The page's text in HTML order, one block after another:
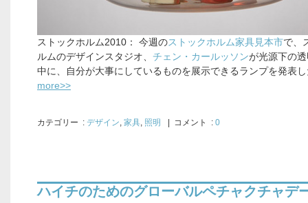
ストックホルム2010： 今週のストックホルム家具見本市で、
ルムのデザインスタジオ、 チェン・カールッソンが光源下の
中に、自分が大事にしているものを展示できるランプを発表
more>>
カテゴリー : デザイン, 家具, 照明 | コメント : 0
ハイチのためのグローバルペチャクチャデ